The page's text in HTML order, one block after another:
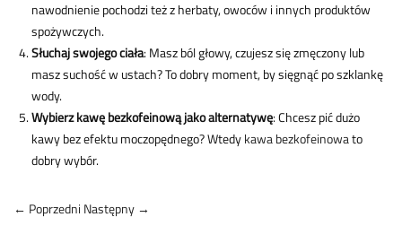
nawodnienie pochodzi też z herbaty, owoców i innych produktów
spożywczych.
Słuchaj swojego ciała: Masz ból głowy, czujesz się zmęczony lub
masz suchość w ustach? To dobry moment, by sięgnąć po szklankę
wody.
Wybierz kawę bezkofeinową jako alternatywę: Chcesz pić dużo
kawy bez efektu moczopędnego? Wtedykawa bezkofeinowato
dobry wybór.
← Poprzedni Następny →